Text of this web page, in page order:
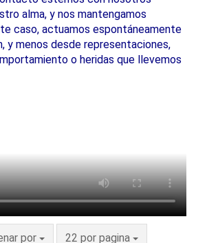
alma, y nos mantengamos
caso, actuamos espontáneamente
y menos desde representaciones,
o heridas que llevemos
por 22 por pagina